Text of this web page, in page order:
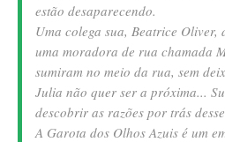
estão desaparecendo.
Uma colega sua, Beatrice Oliver,
uma moradora de rua chamada
sumiram no meio da rua, sem
Julia não quer ser a próxima...
descobrir as razões por trás
A Garota dos Olhos Azuis é um